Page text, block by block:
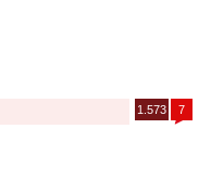
1.573 7